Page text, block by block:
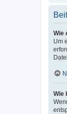
Wie
Um
Wie